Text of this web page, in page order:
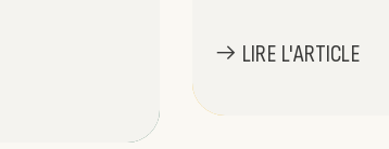
LIRE L'ARTICLE